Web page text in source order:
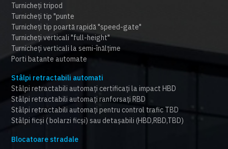
Turnicheți tripod
Turnicheți tip "punte
Turnicheți tip poartă rapidă "speed-gate"
Turnicheți verticali "full-height"
Turnicheți verticali la semi-înălțime
Porti batante automate
Stâlpi retractabili automati
Stâlpi retractabili automați certificați la impact HBD
Stâlpi retractabili automați ranforsați RBD
Stâlpi retractabili automați pentru control trafic TBD
Stâlpi ficși ( bolarzi ficși) sau detașabili (HBD,RBD,TBD)
Blocatoare stradale